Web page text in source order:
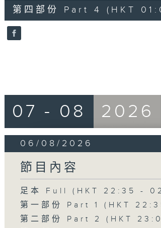
56
minutes,
9
seconds
90%
第四部份 Part 4 (HKT
07 - 08 2026
06/08/2026
節目內容
足本 Full (HKT 22:35 -
第一部份 Part 1 (HKT
第二部份 Part 2 (HKT